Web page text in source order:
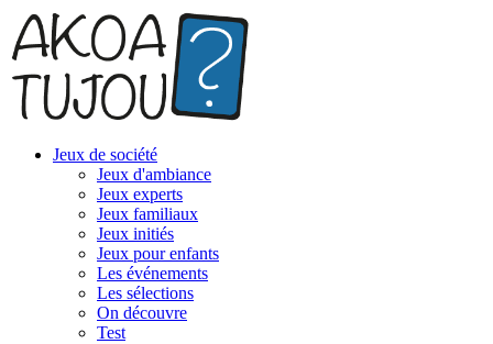
Jeux de société
Jeux d'ambiance
Jeux experts
Jeux familiaux
Jeux initiés
Jeux pour enfants
Les événements
Les sélections
On découvre
Test